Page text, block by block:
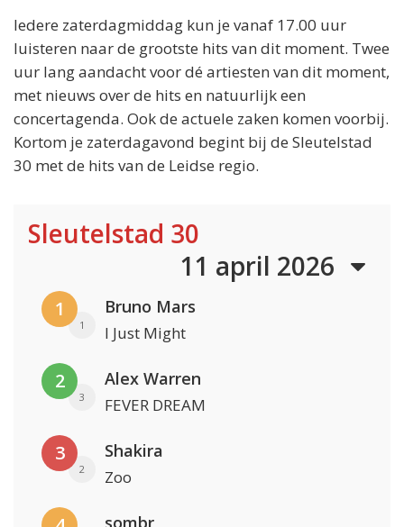
Iedere zaterdagmiddag kun je vanaf 17.00 uur
luisteren naar de grootste hits van dit moment. Twee
uur lang aandacht voor dé artiesten van dit moment,
met nieuws over de hits en natuurlijk een
concertagenda. Ook de actuele zaken komen voorbij.
Kortom je zaterdagavond begint bij de Sleutelstad
30 met de hits van de Leidse regio.
Sleutelstad 30
11 april 2026
1
1
Bruno Mars
I Just Might
2
3
Alex Warren
FEVER DREAM
3
2
Shakira
Zoo